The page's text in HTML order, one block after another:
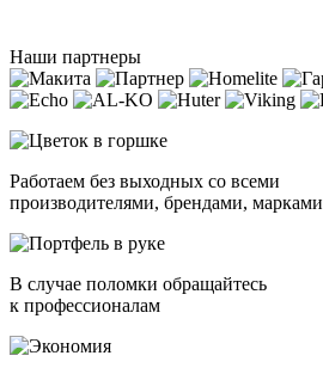
Наши партнеры
Работаем без выходных со всеми
производителями, брендами, марками
В случае поломки обращайтесь
к профессионалам